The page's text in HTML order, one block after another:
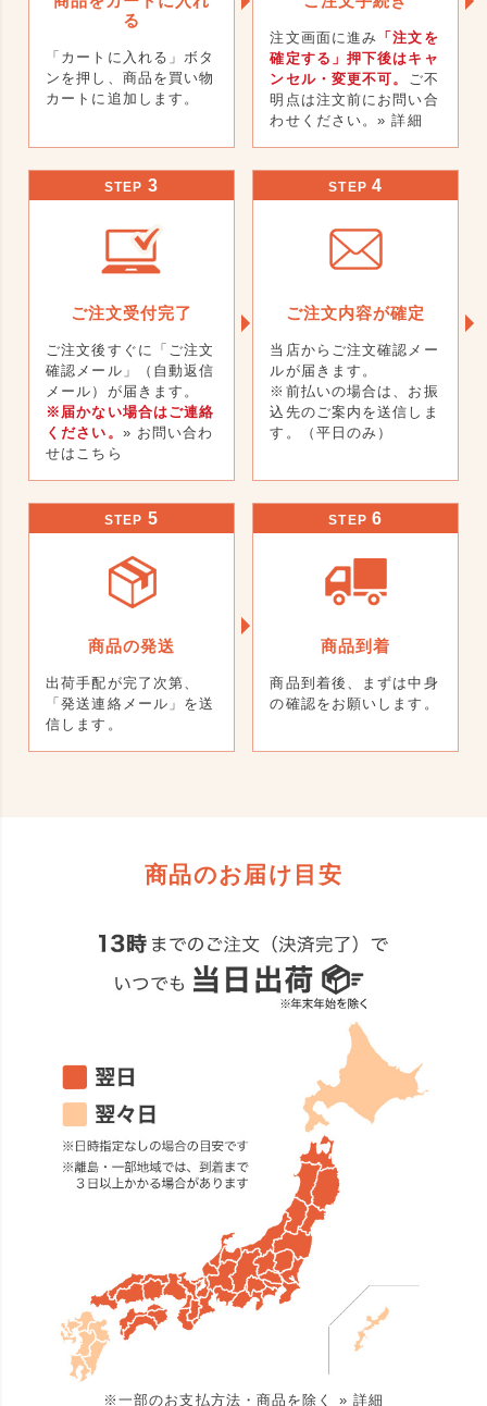
る
「カートに入れる」ボタ
ンを押し、商品を買い物
カートに追加します。
注文画面に進み 「注文を
確定する」押下後はキャ
ンセル・変更不可。 ご不
明点は注文前にお問い合
わせください。» 詳細
STEP 3
ご注文受付完了
ご注文後すぐに「ご注文
確認メール」（自動返信
メール）が届きます。
※届かない場合はご連絡
ください。 » お問い合わ
せはこちら
STEP 4
ご注文内容が確定
当店からご注文確認メー
ルが届きます。
※前払いの場合は、お振
込先のご案内を送信しま
す。（平日のみ）
STEP 5
商品の発送
出荷手配が完了次第、
「発送連絡メール」を送
信します。
STEP 6
商品到着
商品到着後、まずは中身
の確認をお願いします。
商品のお届け目安
※一部のお支払方法・商品を除く » 詳細